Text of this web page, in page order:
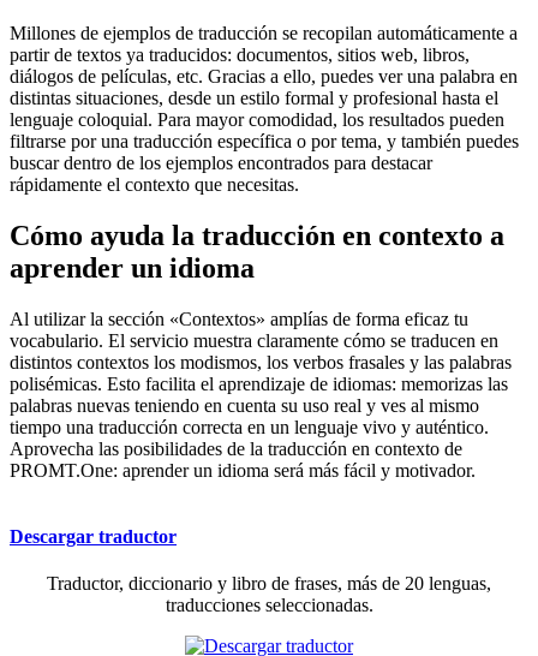
Millones de ejemplos de traducción se recopilan automáticamente a
partir de textos ya traducidos: documentos, sitios web, libros,
diálogos de películas, etc. Gracias a ello, puedes ver una palabra en
distintas situaciones, desde un estilo formal y profesional hasta el
lenguaje coloquial. Para mayor comodidad, los resultados pueden
filtrarse por una traducción específica o por tema, y también puedes
buscar dentro de los ejemplos encontrados para destacar
rápidamente el contexto que necesitas.
Cómo ayuda la traducción en contexto a
aprender un idioma
Al utilizar la sección «Contextos» amplías de forma eficaz tu
vocabulario. El servicio muestra claramente cómo se traducen en
distintos contextos los modismos, los verbos frasales y las palabras
polisémicas. Esto facilita el aprendizaje de idiomas: memorizas las
palabras nuevas teniendo en cuenta su uso real y ves al mismo
tiempo una traducción correcta en un lenguaje vivo y auténtico.
Aprovecha las posibilidades de la traducción en contexto de
PROMT.One: aprender un idioma será más fácil y motivador.
Descargar traductor
Traductor, diccionario y libro de frases, más de 20 lenguas,
traducciones seleccionadas.